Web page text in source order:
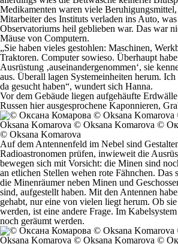
Medikamenten waren viele
Mitarbeiter des Instituts verladen ins Auto,
Observatoriums heil geblieben war. Das war
Mäuse von Computern.
„Sie haben vieles gestohlen: Maschinen,
Traktoren. Computer sowieso. Überhaupt
Ausrüstung ‚auseinandergenommen‘, sie
aus. Überall lagen Systemeinheiten herum.
da gesucht haben“, wundert sich Hanna.
Vor dem Gebäude liegen aufgehäufte
Russen hier ausgesprochene Kaponnieren,
© Oksana Komarova
Auf dem Antennenfeld im Nebel sind
Radioastronomen prüfen, inwieweit die
bewegen sich mit Vorsicht: die Minen sind
an etlichen Stellen wehen rote Fähnchen. Das
die Minenräumer neben Minen und
sind, aufgestellt haben. Mit den Antennen
gehabt, nur eine von vielen liegt herum. Ob
werden, ist eine andere Frage. Im
noch geräumt werden.